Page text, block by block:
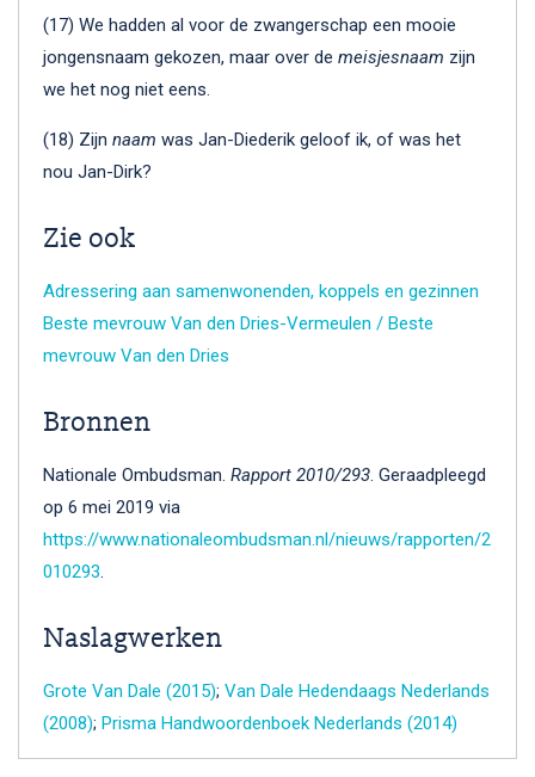
(17) We hadden al voor de zwangerschap een mooie
jongensnaam gekozen, maar over de meisjesnaam zijn
we het nog niet eens.
(18) Zijn naam was Jan-Diederik geloof ik, of was het
nou Jan-Dirk?
Zie ook
Adressering aan samenwonenden, koppels en gezinnen
Beste mevrouw Van den Dries-Vermeulen / Beste
mevrouw Van den Dries
Bronnen
Nationale Ombudsman. Rapport 2010/293. Geraadpleegd
op 6 mei 2019 via
https://www.nationaleombudsman.nl/nieuws/rapporten/2
010293.
Naslagwerken
Grote Van Dale (2015); Van Dale Hedendaags Nederlands
(2008); Prisma Handwoordenboek Nederlands (2014)